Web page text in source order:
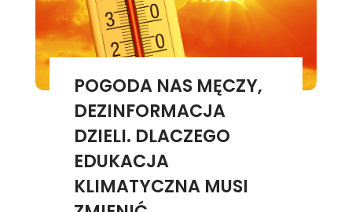
POGODA NAS MĘCZY,
DEZINFORMACJA
DZIELI. DLACZEGO
EDUKACJA
KLIMATYCZNA MUSI